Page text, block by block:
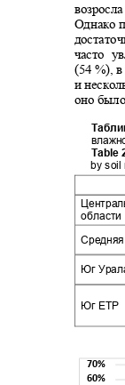
Однако
часто
(54 %), в
и
оно
Table
by soil
области
Юг
Юг ЕТР
70%
60%